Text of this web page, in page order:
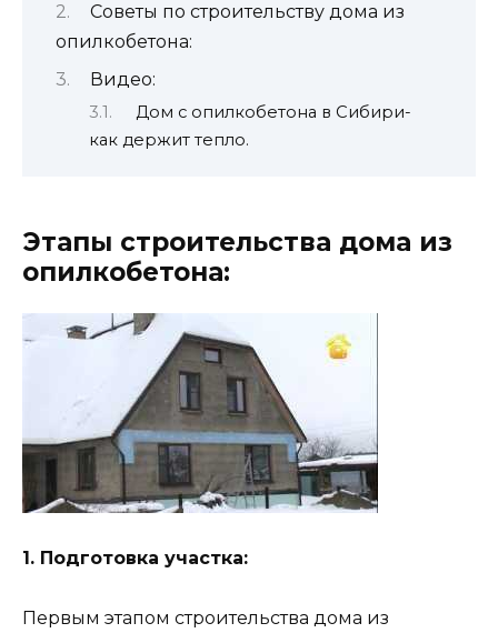
Советы по строительству дома из
опилкобетона:
Видео:
Дом с опилкобетона в Сибири-
как держит тепло.
Этапы строительства дома из
опилкобетона:
1. Подготовка участка:
Первым этапом строительства дома из